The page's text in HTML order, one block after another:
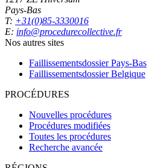
Pays-Bas
T: +31(0)85-3330016
E: info@procedurecollective.fr
Nos autres sites
Faillissementsdossier Pays-Bas
Faillissementsdossier Belgique
PROCÉDURES
Nouvelles procédures
Procédures modifiées
Toutes les procédures
Recherche avancée